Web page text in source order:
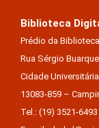
Biblioteca
Prédio da
Rua Sérgio
Cidade
13083-859 –
Tel.: (19) 3521-6493